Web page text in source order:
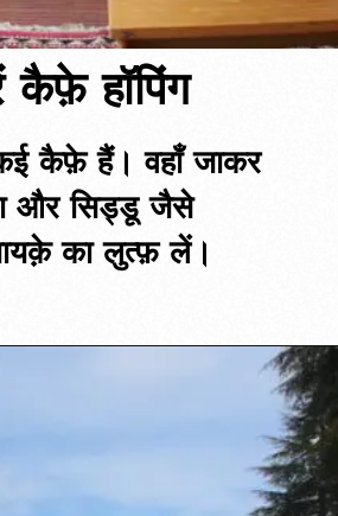
हॉपिंग
कैफ़े हैं। वहाँ जाकर
और सिड्डू जैसे
का लुत्फ़ लें।